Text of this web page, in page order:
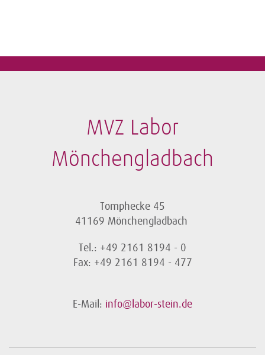
MVZ Labor
Mönchengladbach
Tomphecke 45
41169 Mönchengladbach
Tel.: +49 2161 8194 - 0
Fax: +49 2161 8194 - 477
E-Mail: info@labor-stein.de